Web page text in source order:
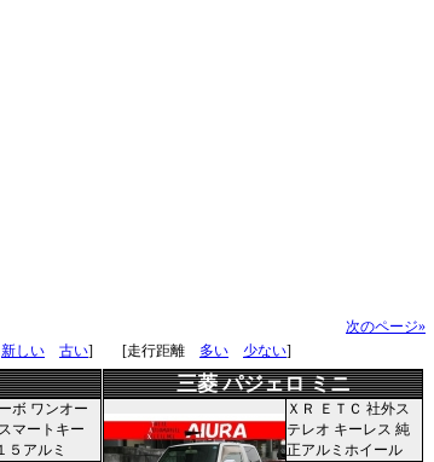
次のページ»
新しい 古い] [走行距離 多い 少ない]
ボ ワンオー
マートキー
５アルミ
三菱 パジェロ ミニ
ＸＲ ＥＴＣ 社外ス
テレオ キーレス 純
正アルミホイール